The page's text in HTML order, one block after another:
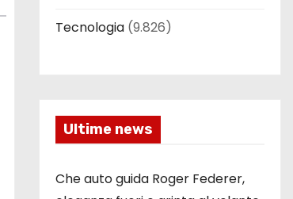
Tecnologia (9.826)
Ultime news
Che auto guida Roger Federer,